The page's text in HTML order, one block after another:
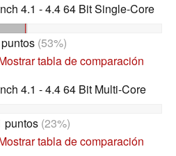
4.1 - 4.4 64 Bit Single-Core
(53%)
tabla de comparación
4.1 - 4.4 64 Bit Multi-Core
puntos(23%)
tabla de comparación